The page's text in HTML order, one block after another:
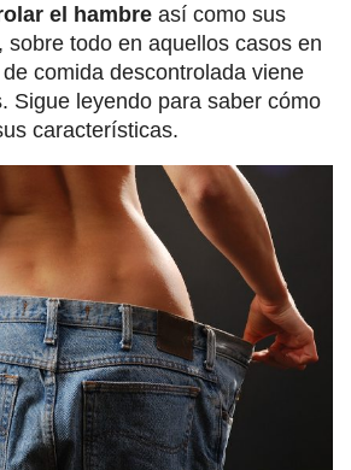
el hambre así como sus
sobre todo en aquellos casos en
comida descontrolada viene
Sigue leyendo para saber cómo
características.